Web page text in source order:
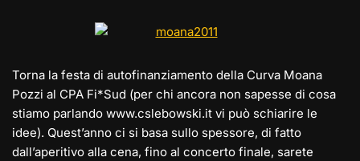
e
gr
a
m
d
o
n
s
A
p
p
e
b
o
o
k
Li
n
k
vi
di
Torna la festa di autofinanziamento della Curva Moana
Pozzi al CPA Fi*Sud (per chi ancora non sapesse di cosa
stiamo parlando www.cslebowski.it vi può schiarire le
idee). Quest’anno ci si basa sullo spessore, di fatto
dall’aperitivo alla cena, fino al concerto finale, sarete